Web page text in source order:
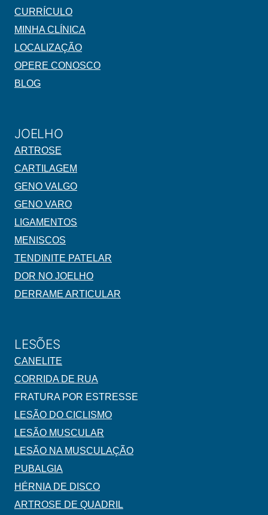
CURRÍCULO
MINHA CLÍNICA
LOCALIZAÇÃO
OPERE CONOSCO
BLOG
JOELHO
ARTROSE
CARTILAGEM
GENO VALGO
GENO VARO
LIGAMENTOS
MENISCOS
TENDINITE PATELAR
DOR NO JOELHO
DERRAME ARTICULAR
LESÕES
CANELITE
CORRIDA DE RUA
FRATURA POR ESTRESSE
LESÃO DO CICLISMO
LESÃO MUSCULAR
LESÃO NA MUSCULAÇÃO
PUBALGIA
HÉRNIA DE DISCO
ARTROSE DE QUADRIL